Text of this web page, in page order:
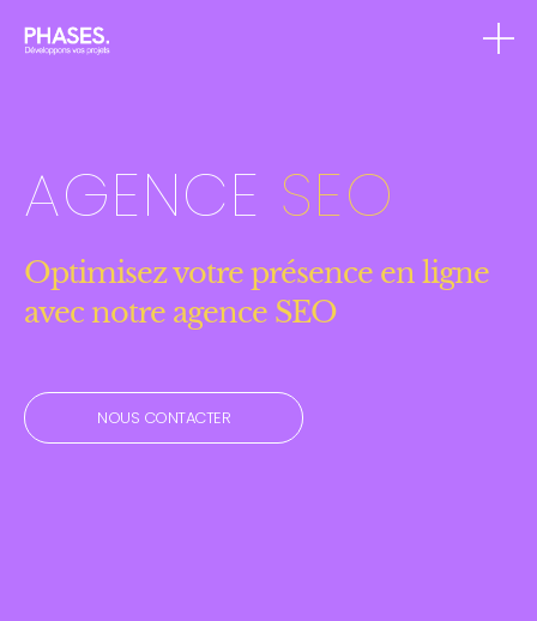
AGENCE SEO
Optimisez votre présence en ligne
avec notre agence SEO
NOUS CONTACTER